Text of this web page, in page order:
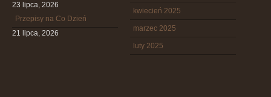
23 lipca, 2026
Przepisy na Co Dzień
21 lipca, 2026
kwiecień 2025
marzec 2025
luty 2025